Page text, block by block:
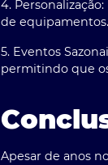
4. Personalização:
de
5. Eventos
permitindo que
Apesar de anos